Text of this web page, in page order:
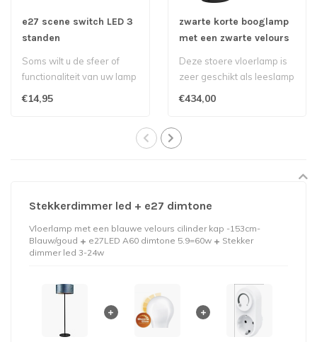
e27 scene switch LED 3
standen
Soms wilt u de sfeer of
functionaliteit van uw lamp
aanpassen aan wat die
€14,95
zwarte korte booglamp
met een zwarte velours
Deze stoere vloerlamp is
zeer geschikt als leeslamp
€434,00
Stekkerdimmer led + e27 dimtone
Vloerlamp met een blauwe velours cilinder kap -153cm-
Blauw/goud
e27LED A60 dimtone 5.9=60w
Stekker
dimmer led 3-24w